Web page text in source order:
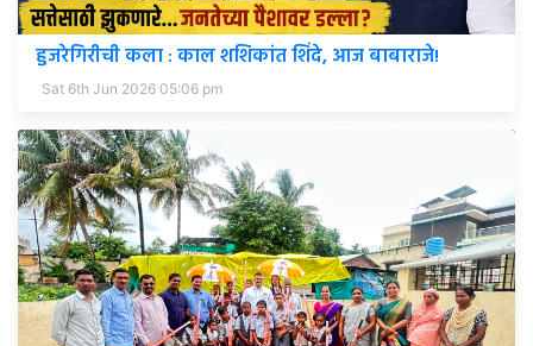
हुजरेगिरीची कला : काल शशिकांत शिंदे, आज बाबाराजे!
Sat 6th Jun 2026 05:06 pm